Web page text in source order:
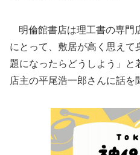
明倫館書店は理工書の専門
にとって、敷居が高く思え
題になったらどうしよう」と
店主の平尾浩一郎さんに話を